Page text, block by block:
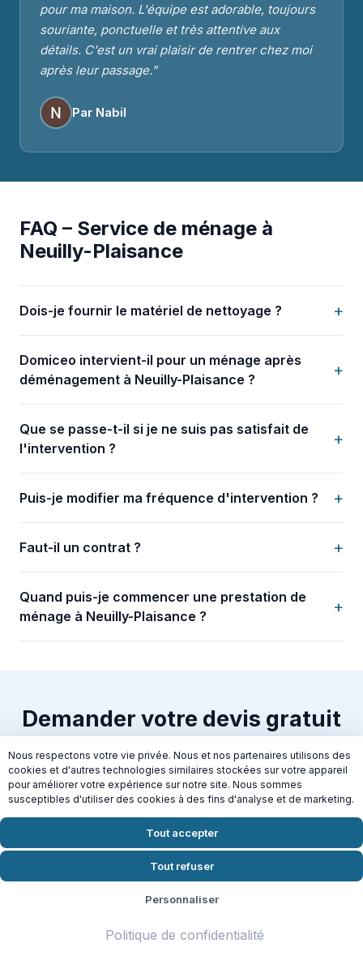
pour ma maison. L'équipe est adorable, toujours
souriante, ponctuelle et très attentive aux
détails. C'est un vrai plaisir de rentrer chez moi
après leur passage."
Par Nabil
FAQ – Service de ménage à
Neuilly-Plaisance
Dois-je fournir le matériel de nettoyage ? +
Domiceo intervient-il pour un ménage après
déménagement à Neuilly-Plaisance ?
+
Que se passe-t-il si je ne suis pas satisfait de
l'intervention ?
+
Puis-je modifier ma fréquence d'intervention ? +
Faut-il un contrat ? +
Quand puis-je commencer une prestation de
ménage à Neuilly-Plaisance ?
+
Demander votre devis gratuit
Prêt à reprendre du temps pour vous ? Contactez
Domiceo dès aujourd'hui pour un devis gratuit et
sans engagement à Neuilly-Plaisance.
Demander mon devis en 2 min
Crédit d'impôt 50% | DisponibleJeudi
Nous respectons votre vie privée. Nous et nos partenaires utilisons des
cookies et d'autres technologies similaires stockées sur votre appareil
pour améliorer votre expérience sur notre site. Nous sommes
susceptibles d'utiliser des cookies à des fins d'analyse et de marketing.
Tout accepter
Tout refuser
Personnaliser
Politique de confidentialité